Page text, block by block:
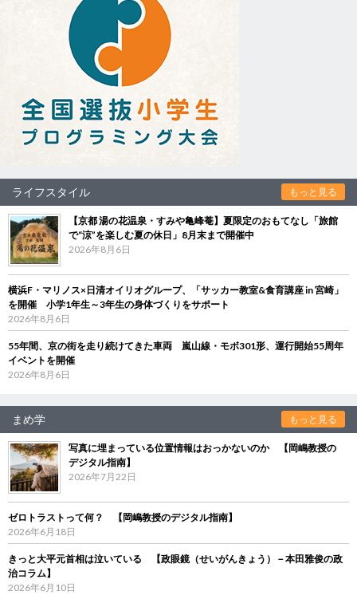
ライフスタイル もっと見る
【京都 湯の花温泉・すみや亀峰菴】夏限定のおもてなし「旅館
で“涼”を楽しむ夏の休日」8月末まで開催中
2026年8月6日
横浜F・マリノス×日清オイリオグループ、「サッカー教室&食育講座 in 宮崎」
を開催 小学1年生～3年生の身体づくりをサポート
2026年8月6日
55年間、京の街を走り続けてきた車両 嵐山線・モボ301形、運行開始55周年
イベントを開催
2026年8月6日
まめ学 もっと見る
写真に埋まっている位置情報はおっかないのか 【岡嶋教授の
デジタル指南】
2026年7月22日
ゼロトラストって何？ 【岡嶋教授のデジタル指南】
2026年6月18日
きっと大平元首相は泣いている 【政眼鏡（せいがんきょう）－本田雅俊の政
治コラム】
2026年6月10日